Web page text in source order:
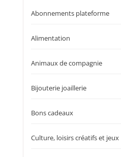
Abonnements plateforme
Alimentation
Animaux de compagnie
Bijouterie joaillerie
Bons cadeaux
Culture, loisirs créatifs et jeux